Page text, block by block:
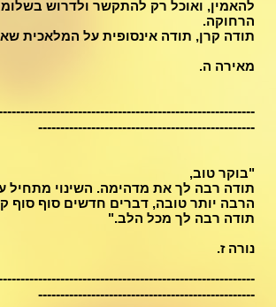
להאמין, ואוכל רק להתקשר ולדרוש
הרחוקה.
תודה קרן, תודה אינסופית על המלאכית
מאירה ה.
-------------------------------------------------
"בוקר טוב,
תודה רבה לך את מדהימה. השינוי מתחיל
הרבה יותר טובה, דברים חדשים סוף סוף
תודה רבה לך מכל הלב."
נורה ז.
-------------------------------------------------